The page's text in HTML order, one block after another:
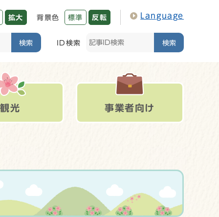
拡大 背景色 標準 反転 Language
検索 ID検索 検索
観光 事業者向け